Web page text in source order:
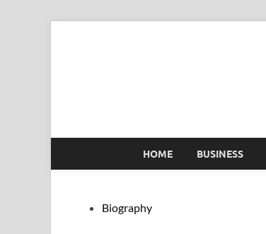
HOME BUSINESS
PostedBiography